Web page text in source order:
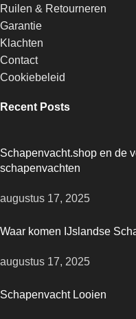
Ruilen & Retourneren
Garantie
Klachten
Contact
Cookiebeleid
Recent Posts
Schapenvacht.shop en de
schapenvachten
augustus 17, 2025
Waar komen IJslandse
augustus 17, 2025
Schapenvacht Looien